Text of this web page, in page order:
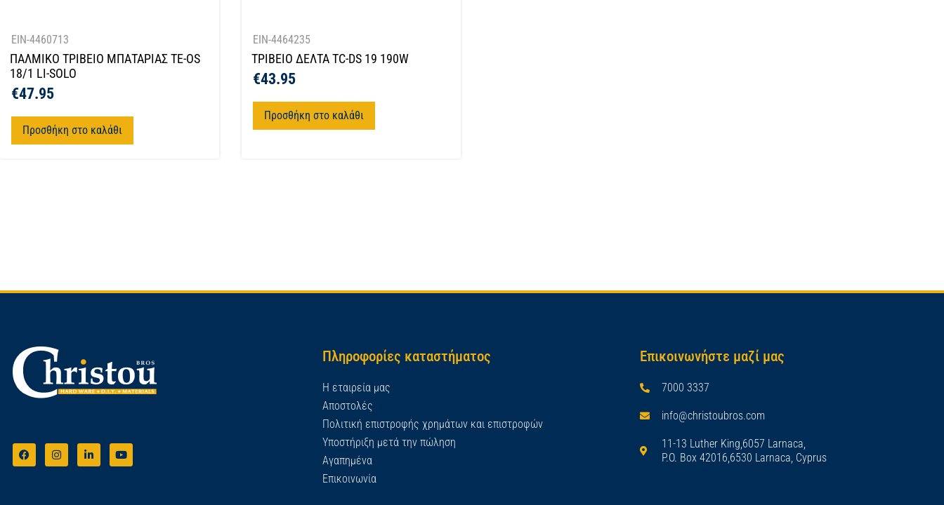
EIN-4460713
ΠΑΛΜΙΚΟ ΤΡΙΒΕΙΟ ΜΠΑΤΑΡΙΑΣ TE-OS
18/1 LI-SOLO
€47.95
Προσθήκη στο καλάθι
EIN-4464235
ΤΡΙΒΕΙΟ ΔΕΛΤΑ TC-DS 19 190W
€43.95
Προσθήκη στο καλάθι
Πληροφορίες καταστήματος
Η εταιρεία μας
Αποστολές
Πολιτική επιστροφής χρημάτων και επιστροφών
Υποστήριξη μετά την πώληση
Αγαπημένα
Επικοινωνία
Επικοινωνήστε μαζί μας
7000 3337
info@christoubros.com
11-13 Luther King,6057 Larnaca,
P.O. Box 42016,6530 Larnaca, Cyprus